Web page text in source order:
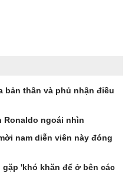
bản thân và phủ nhận điều
Ronaldo ngoái nhìn
nam diễn viên này đóng
'khó khăn để ở bên các